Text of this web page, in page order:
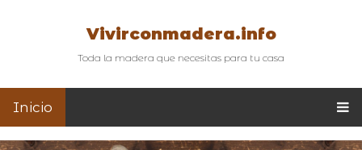
Vivirconmadera.info
Toda la madera que necesitas para tu casa
Inicio